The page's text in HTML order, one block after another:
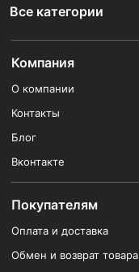
Все категории
Компания
О компании
Контакты
Блог
Вконтакте
Покупателям
Оплата и доставка
Обмен и возврат товара